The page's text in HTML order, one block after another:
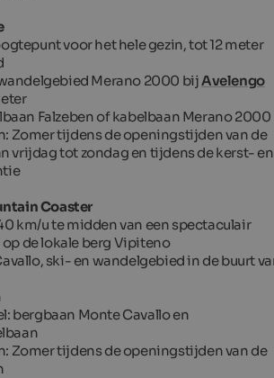
voor het hele gezin, tot 12 meter
Merano 2000 bij Avelengo
Falzeben of kabelbaan Merano 2000
Zomer tijdens de openingstijden van de
vrijdag tot zondag en tijdens de kerst- en
Coaster
km/u te midden van een spectaculair
de lokale berg Vipiteno
ski- en wandelgebied in de buurt
bergbaan Monte Cavallo en
Zomer tijdens de openingstijden van de